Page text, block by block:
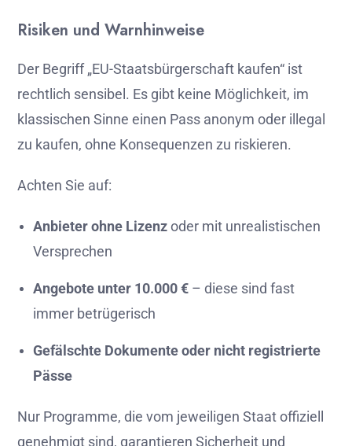
Risiken und Warnhinweise
Der Begriff „EU-Staatsbürgerschaft kaufen“ ist
rechtlich sensibel. Es gibt keine Möglichkeit, im
klassischen Sinne einen Pass anonym oder illegal
zu kaufen, ohne Konsequenzen zu riskieren.
Achten Sie auf:
Anbieterohne Lizenzoder mit unrealistischen
Versprechen
Angebote unter 10.000 € – diese sind fast
immer betrügerisch
Gefälschte Dokumenteoder nicht registrierte
Pässe
Nur Programme, die vom jeweiligen Staatoffiziell
genehmigt sind, garantieren Sicherheit und